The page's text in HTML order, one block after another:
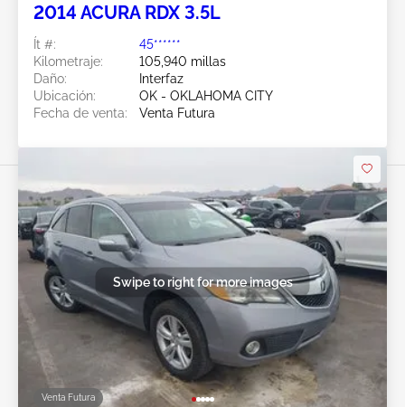
2014 ACURA RDX 3.5L
Ít #:
45******
Kilometraje:
105,940 millas
Daño:
Interfaz
Ubicación:
OK - OKLAHOMA CITY
Fecha de venta:
Venta Futura
Venta Futura
Swipe to right for more images